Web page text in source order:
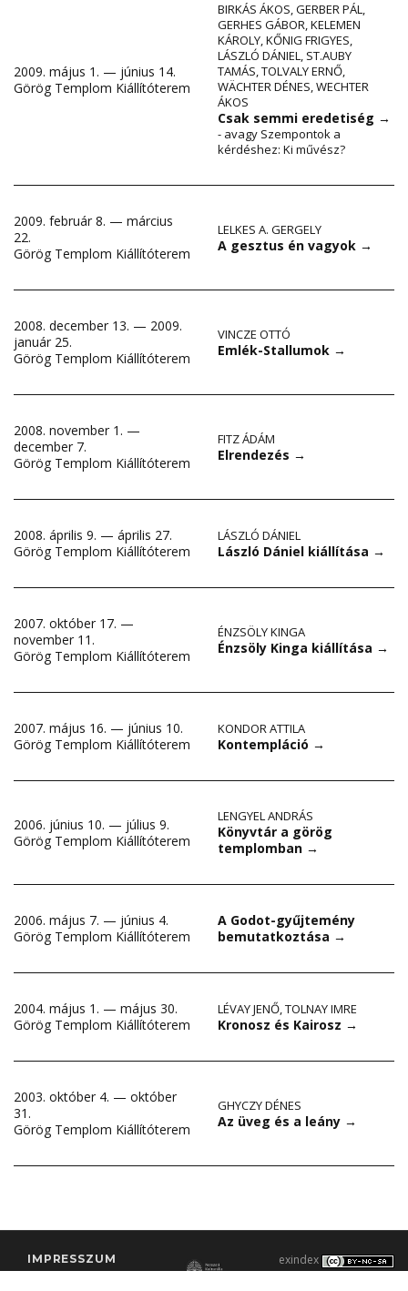
2009. május 1. — június 14.
Görög Templom Kiállítóterem
BIRKÁS ÁKOS,GERBER PÁL,
GERHES GÁBOR,KELEMEN
KÁROLY,KŐNIG FRIGYES,
LÁSZLÓ DÁNIEL, ST.AUBY
TAMÁS,TOLVALY ERNŐ,
WÄCHTER DÉNES,WECHTER
ÁKOS
Csak semmi eredetiség →
- avagy Szempontok a
kérdéshez: Ki művész?
2009. február 8. — március
22.
Görög Templom Kiállítóterem
LELKES A. GERGELY
A gesztus én vagyok →
2008. december 13. — 2009.
január 25.
Görög Templom Kiállítóterem
VINCZE OTTÓ
Emlék-Stallumok →
2008. november 1. —
december 7.
Görög Templom Kiállítóterem
FITZ ÁDÁM
Elrendezés →
2008. április 9. — április 27.
Görög Templom Kiállítóterem
LÁSZLÓ DÁNIEL
László Dániel kiállítása →
2007. október 17. —
november 11.
Görög Templom Kiállítóterem
ÉNZSÖLY KINGA
Énzsöly Kinga kiállítása →
2007. május 16. — június 10.
Görög Templom Kiállítóterem
KONDOR ATTILA
Kontempláció →
2006. június 10. — július 9.
Görög Templom Kiállítóterem
LENGYEL ANDRÁS
Könyvtár a görög
templomban →
2006. május 7. — június 4.
Görög Templom Kiállítóterem
A Godot-gyűjtemény
bemutatkoztása →
2004. május 1. — május 30.
Görög Templom Kiállítóterem
LÉVAY JENŐ,TOLNAY IMRE
Kronosz és Kairosz →
2003. október 4. — október
31.
Görög Templom Kiállítóterem
GHYCZY DÉNES
Az üveg és a leány →
IMPRESSZUM
exindex